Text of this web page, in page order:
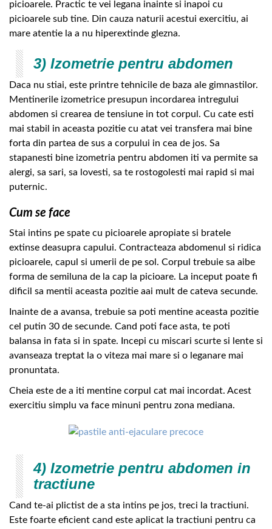
picioarele. Practic te vei legana inainte si inapoi cu
picioarele sub tine. Din cauza naturii acestui exercitiu, ai
mare atentie la a nu hiperextinde glezna.
3) Izometrie pentru abdomen
Daca nu stiai, este printre tehnicile de baza ale gimnastilor.
Mentinerile izometrice presupun incordarea intregului
abdomen si crearea de tensiune in tot corpul. Cu cate esti
mai stabil in aceasta pozitie cu atat vei transfera mai bine
forta din partea de sus a corpului in cea de jos. Sa
stapanesti bine izometria pentru abdomen iti va permite sa
alergi, sa sari, sa lovesti, sa te rostogolesti mai rapid si mai
puternic.
Cum se face
Stai intins pe spate cu picioarele apropiate si bratele
extinse deasupra capului. Contracteaza abdomenul si ridica
picioarele, capul si umerii de pe sol. Corpul trebuie sa aibe
forma de semiluna de la cap la picioare. La inceput poate fi
dificil sa mentii aceasta pozitie aai mult de cateva secunde.
Inainte de a avansa, trebuie sa poti mentine aceasta pozitie
cel putin 30 de secunde. Cand poti face asta, te poti
balansa in fata si in spate. Incepi cu miscari scurte si lente si
avanseaza treptat la o viteza mai mare si o leganare mai
pronuntata.
Cheia este de a iti mentine corpul cat mai incordat. Acest
exercitiu simplu va face minuni pentru zona mediana.
4) Izometrie pentru abdomen in
tractiune
Cand te-ai plictist de a sta intins pe jos, treci la tractiuni.
Este foarte eficient cand este aplicat la tractiuni pentru ca